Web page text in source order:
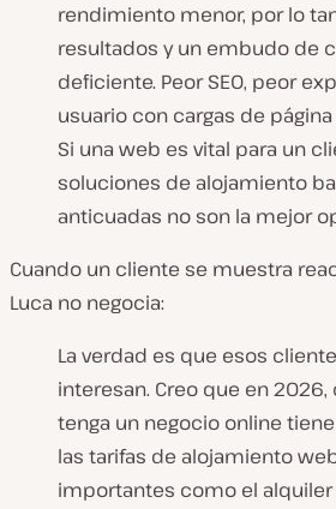
rendimiento menor, por lo
resultados y un embudo de
deficiente. Peor SEO, peor
usuario con cargas de
Si una web es vital para un
soluciones de alojamiento
anticuadas no son la mejor
Cuando un cliente se muestra
Luca no negocia:
La verdad es que esos
interesan. Creo que en
tenga un negocio online
las tarifas de alojamiento
importantes como el